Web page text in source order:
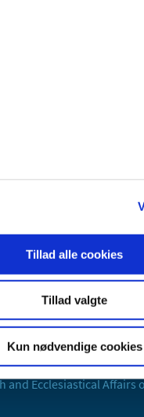
Tillad alle cookies
Tillad valgte
Kun nødvendige cookies
Agency
Agency is part of the
and Ecclesiastical Affairs